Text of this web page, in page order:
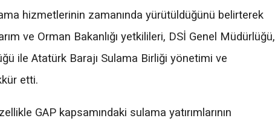
hizmetlerinin zamanında yürütüldüğünü belirterek
ve Orman Bakanlığı yetkilileri, DSİ Genel Müdürlüğü,
ile Atatürk Barajı Sulama Birliği yönetimi ve
etti.
GAP kapsamındaki sulama yatırımlarının